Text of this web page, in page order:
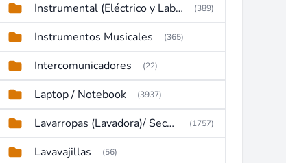
Instrumental (Eléctrico y Laboratorio) (389)
Instrumentos Musicales (365)
Intercomunicadores (22)
Laptop / Notebook (3937)
Lavarropas (Lavadora)/ Secadoras (1757)
Lavavajillas (56)